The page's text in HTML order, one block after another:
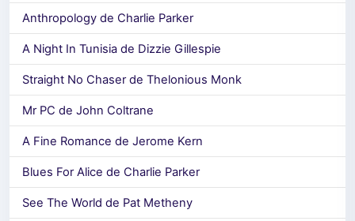
Anthropology de Charlie Parker
A Night In Tunisia de Dizzie Gillespie
Straight No Chaser de Thelonious Monk
Mr PC de John Coltrane
A Fine Romance de Jerome Kern
Blues For Alice de Charlie Parker
See The World de Pat Metheny